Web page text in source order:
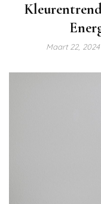
Maart 22, 2024